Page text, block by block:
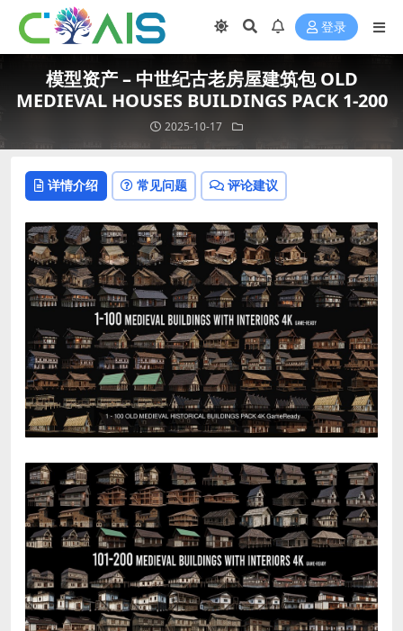
登录
模型资产 – 中世纪古老房屋建筑包 OLD
MEDIEVAL HOUSES BUILDINGS PACK 1-200
2025-10-17
详情介绍 常见问题 评论建议